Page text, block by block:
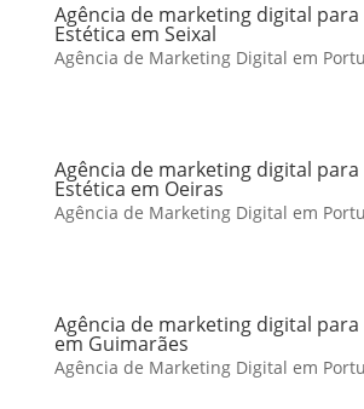
Agência de marketing digital para
Estética em Seixal
Agência de Marketing Digital em
Agência de marketing digital para
Estética em Oeiras
Agência de Marketing Digital em
Agência de marketing digital
em Guimarães
Agência de Marketing Digital em